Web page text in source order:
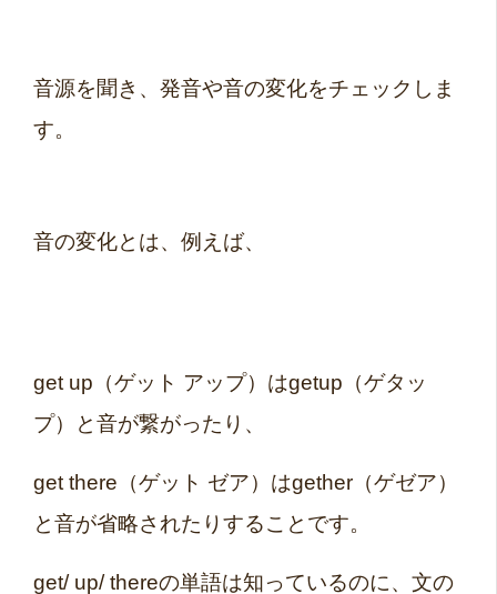
音源を聞き、発音や音の変化をチェックしま
す。
音の変化とは、例えば、
get up（ゲット アップ）はgetup（ゲタッ
プ）と音が繋がったり、
get there（ゲット ゼア）はgether（ゲゼア）
と音が省略されたりすることです。
get/ up/ thereの単語は知っているのに、文の